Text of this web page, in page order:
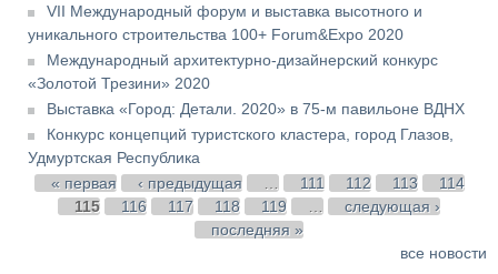
VII Международный форум и выставка высотного и
уникального строительства 100+ Forum&Expo 2020
Международный архитектурно-дизайнерский конкурс
«Золотой Трезини» 2020
Выставка «Город: Детали. 2020» в 75-м павильоне ВДНХ
Конкурс концепций туристского кластера, город Глазов,
Удмуртская Республика
Страницы
« первая ‹ предыдущая 111 112 113
114
115
116 117 118 119
следующая ›
последняя »
все новости